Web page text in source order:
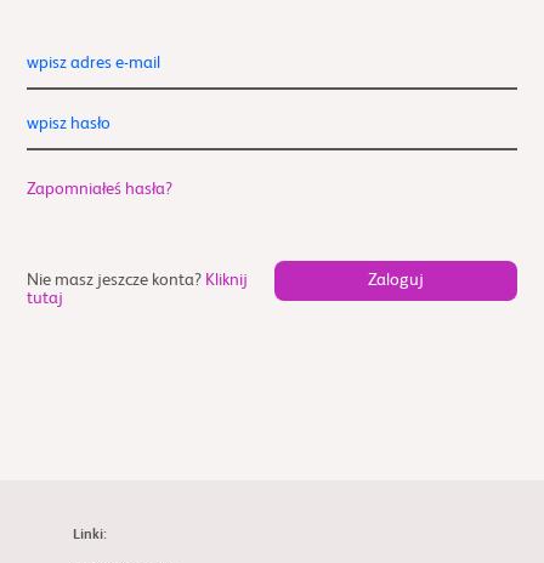
wpisz adres e-mail
wpisz hasło
Zapomniałeś hasła?
Nie masz jeszcze konta? Kliknij
tutaj
Linki: